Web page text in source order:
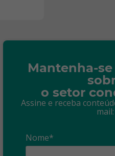
Mantenha-
o setor
Assine e receba
mail:
Nome*